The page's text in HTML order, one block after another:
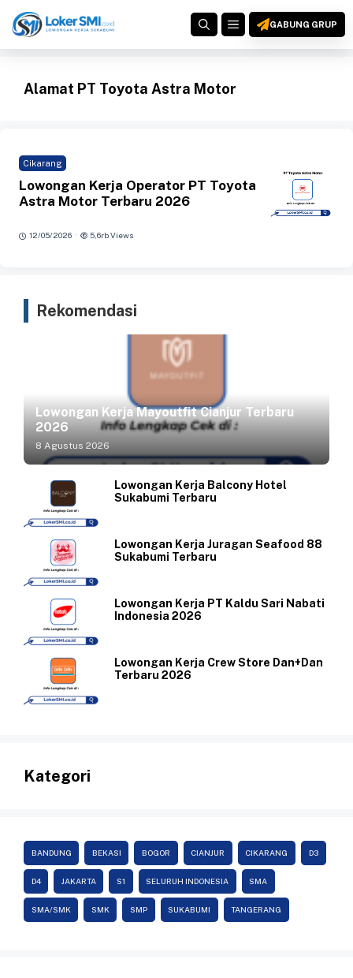
ke
MENUGABUNG GRUP
Alamat PT Toyota Astra Motor
Cikarang
Lowongan Kerja Operator PT Toyota
Astra Motor Terbaru 2026
12/05/2026 · 5,6rb Views
Rekomendasi
Lowongan Kerja Mayoutfit Cianjur Terbaru
2026
8 Agustus 2026
Lowongan Kerja Balcony Hotel
Sukabumi Terbaru
Lowongan Kerja Juragan Seafood 88
Sukabumi Terbaru
Lowongan Kerja PT Kaldu Sari Nabati
Indonesia 2026
Lowongan Kerja Crew Store Dan+Dan
Terbaru 2026
Kategori
BANDUNG BEKASI BOGOR CIANJUR CIKARANG D3
D4 JAKARTA S1 SELURUH INDONESIA SMA
SMA/SMK SMK SMP SUKABUMI TANGERANG